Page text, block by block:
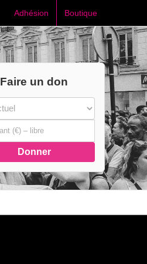
Adhésion Boutique
Faire un don
Donner